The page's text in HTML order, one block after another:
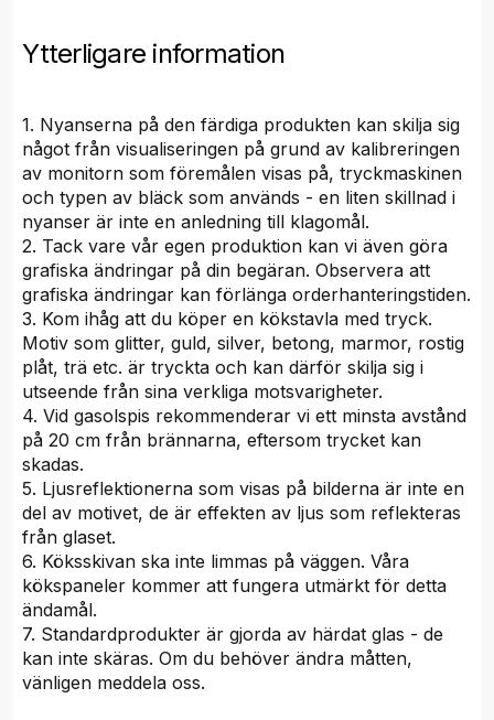
Ytterligare information
1. Nyanserna på den färdiga produkten kan skilja sig
något från visualiseringen på grund av kalibreringen
av monitorn som föremålen visas på, tryckmaskinen
och typen av bläck som används - en liten skillnad i
nyanser är inte en anledning till klagomål.
2. Tack vare vår egen produktion kan vi även göra
grafiska ändringar på din begäran. Observera att
grafiska ändringar kan förlänga orderhanteringstiden.
3. Kom ihåg att du köper en kökstavla med tryck.
Motiv som glitter, guld, silver, betong, marmor, rostig
plåt, trä etc. är tryckta och kan därför skilja sig i
utseende från sina verkliga motsvarigheter.
4. Vid gasolspis rekommenderar vi ett minsta avstånd
på 20 cm från brännarna, eftersom trycket kan
skadas.
5. Ljusreflektionerna som visas på bilderna är inte en
del av motivet, de är effekten av ljus som reflekteras
från glaset.
6. Köksskivan ska inte limmas på väggen. Våra
kökspaneler kommer att fungera utmärkt för detta
ändamål.
7. Standardprodukter är gjorda av härdat glas - de
kan inte skäras. Om du behöver ändra måtten,
vänligen meddela oss.